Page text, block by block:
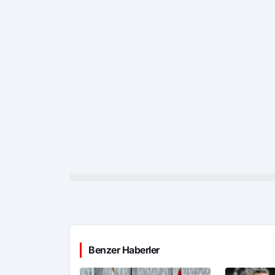
Benzer Haberler